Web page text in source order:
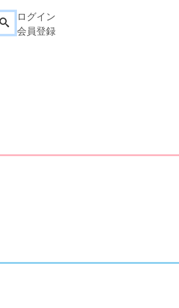
ログイン
会員登録